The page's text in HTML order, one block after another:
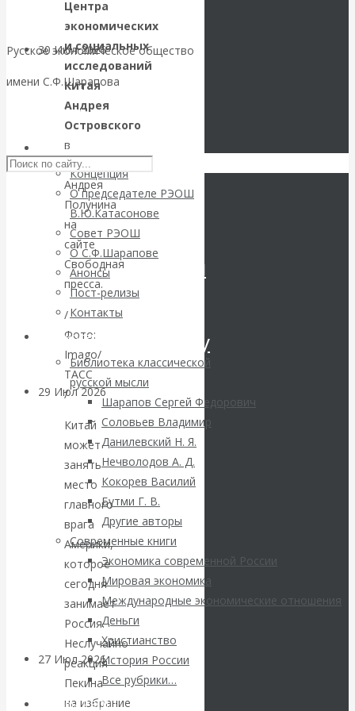
Русское экономическое общество
имени С.Ф.Шарапова
Skip to content
РЭОШ
Концепция
О председателе РЭОШ
В.Ю.Катасонове
Совет РЭОШ
О С.Ф.Шарапове
Анонсы
Пост-релизы
Контакты
Библиотека
Библиотека классической
русской мысли
Шарапов Сергей Федорович
Соловьев Владимир
Данилевский Н. Я.
Нечволодов А. Д.
Кокорев Василий
Бутми Г. В.
Другие авторы
Современные книги
Экономика современной России
Мировая экономика
Международные экономические отношения
Деньги
Христианство
История России
Все рубрики…
Авторы РЭОШ
30 Июл 2026Цифровая
экономика
Валентин
Катасонов.
Искусственный
интеллект —
революционный
переход к
посткапитализму
29 Июл 2026Мировая
финансовая олигархия
Валентин
Катасонов.
«Мировые
ростовщики»:
вчера и сегодня
27 Июл 2026Мировая
валютная система
Центра
экономических
и социальных
исследований
Китая
Андрея
Островского
в
материале
Андрея
Полунина
на
сайте
Свободная
пресса.
/
Фото:
Imago/
ТАСС
/
Китай
может
занять
место
главного
врага
Америки,
которое
сегодня
занимает
Россия.
Неслучайно
реакция
Пекина
на избрание